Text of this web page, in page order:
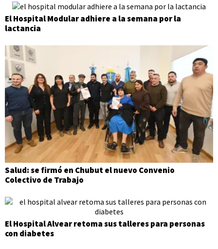
El Hospital Modular adhiere a la semana por la
lactancia
Salud: se firmó en Chubut el nuevo Convenio
Colectivo de Trabajo
El Hospital Alvear retoma sus talleres para personas
con diabetes